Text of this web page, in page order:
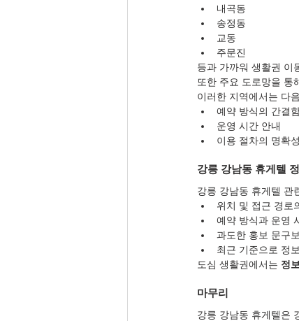
내곡동
송정동
교동
주문진
등과 가까워 생활권 이
또한 주요 도로망을 통
이러한 지역에서는 다
예약 방식의 간결
운영 시간 안내
이용 절차의 명확성
강릉 강남동 휴게텔
강릉 강남동 휴게텔 관
위치 및 접근 경로
예약 방식과 운영
과도한 홍보 문구
최근 기준으로 정
도심 생활권에서는 정
마무리
강릉 강남동 휴게텔은